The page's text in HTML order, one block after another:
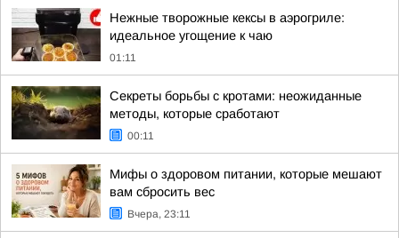
Нежные творожные кексы в аэрогриле:
идеальное угощение к чаю
01:11
Секреты борьбы с кротами: неожиданные
методы, которые сработают
00:11
Мифы о здоровом питании, которые мешают
вам сбросить вес
Вчера, 23:11